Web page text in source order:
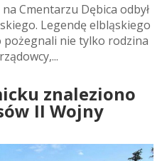
Cmentarzu Dębica odbył
Legendę elbląskiego
nie tylko rodzina
znaleziono
II Wojny